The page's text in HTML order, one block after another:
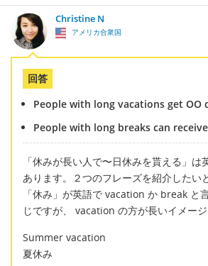
Christine N
アメリカ合衆国
回答
People with long vacations get OO
People with long breaks can
「休みが長い人で〜日休みを貰える」は
あります。２つのフレーズを紹介したい
「休み」が英語で vacation か break と
じですが、 vacation の方が長いイメージ
Summer vacation
夏休み